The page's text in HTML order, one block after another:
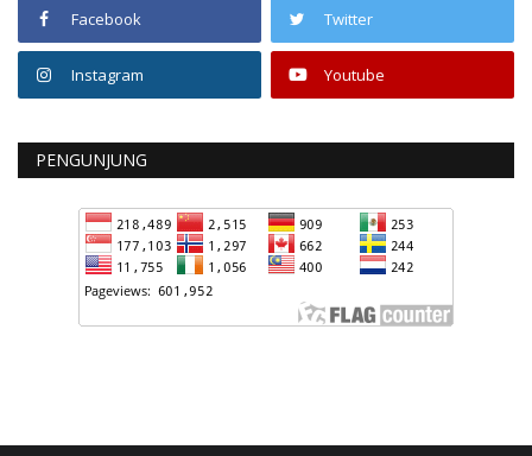
Facebook Twitter
Instagram Youtube
PENGUNJUNG